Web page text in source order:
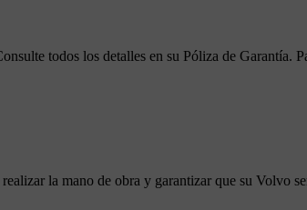
todos los detalles en su Póliza de Garantía.
la mano de obra y garantizar que su Volvo